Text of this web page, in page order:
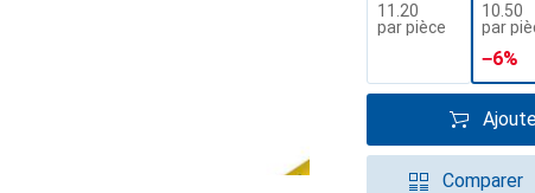
CHF
11.20
par pièce
CHF
10.50
par
−6%
Comparer